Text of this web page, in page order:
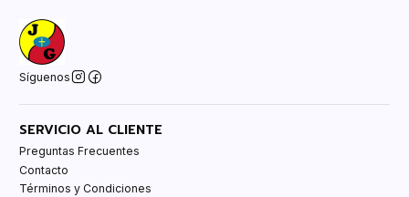
Síguenos
SERVICIO AL CLIENTE
Preguntas Frecuentes
Contacto
Términos y Condiciones